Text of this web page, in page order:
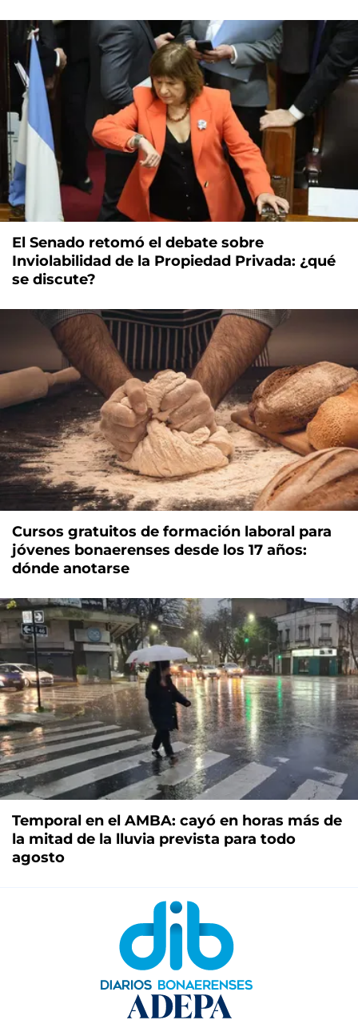
El Senado retomó el debate sobre
Inviolabilidad de la Propiedad Privada: ¿qué
se discute?
Cursos gratuitos de formación laboral para
jóvenes bonaerenses desde los 17 años:
dónde anotarse
Temporal en el AMBA: cayó en horas más de
la mitad de la lluvia prevista para todo
agosto